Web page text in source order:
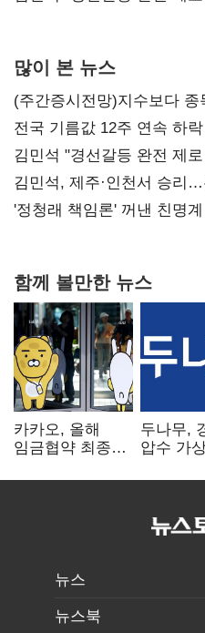
많이 본 뉴스
(주간증시전망)지수보다
전국 기름값 12주 연속 하
김민석 "경선갈등 완전 제
사과부터"
김민석, 제주·인천서 승리
탈환'(종합)
'정청래 책임론' 꺼낸 친명
함께 볼만한 뉴스
카카오, 올해
임금협약 최종
인상·격려금
두나무,
압수 가
커스터
뉴스
뉴스북